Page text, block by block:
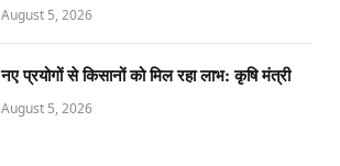
August 5, 2026
नए प्रयोगों से किसानों को मिल रहा लाभ: कृषि मंत्री
August 5, 2026